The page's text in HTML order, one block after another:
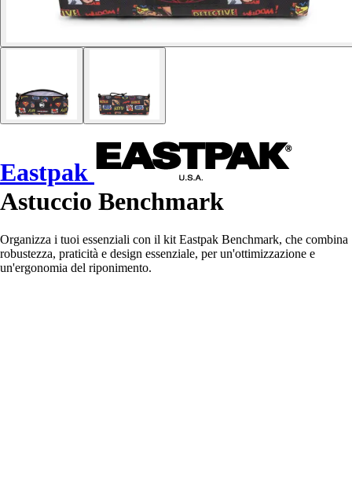
Eastpak
Astuccio Benchmark
Organizza i tuoi essenziali con il kit Eastpak Benchmark, che combina
robustezza, praticità e design essenziale, per un'ottimizzazione e
un'ergonomia del riponimento.